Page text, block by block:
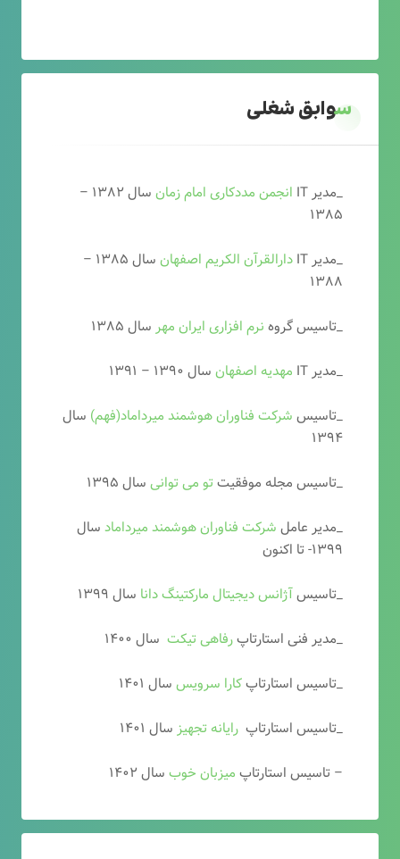
سوابق شغلی
_مدیر IT انجمن مددکاری امام زمان
سال ۱۳۸۲ –
۱۳۸۵
_مدیر IT
دارالقرآن الکریم اصفهان
سال ۱۳۸۵ –
۱۳۸۸
_تاسیس گروه نرم افزاری ایران مهر سال ۱۳۸۵
_مدیر IT
مهدیه اصفهان سال ۱۳۹۰ – ۱۳۹۱
_تاسیس شرکت فناوران هوشمند میرداماد(فهم) سال
۱۳۹۴
_تاسیس مجله موفقیتتو می توانی سال ۱۳۹۵
_مدیر عامل شرکت فناوران هوشمند میرداماد سال
۱۳۹۹- تا اکنون
_تاسیسآژانس دیجیتال مارکتینگ دانا سال ۱۳۹۹
_مدیر فنی استارتاپرفاهی تیکت سال ۱۴۰۰
_تاسیس استارتاپکارا سرویس سال ۱۴۰۱
_تاسیس استارتاپ رایانه تجهیز سال ۱۴۰۱
– تاسیس استارتاپ میزبان خوب سال ۱۴۰۲